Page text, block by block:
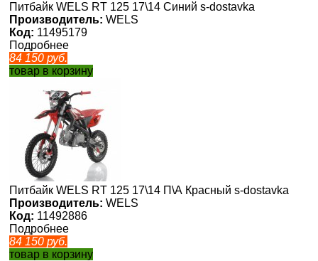
Питбайк WELS RT 125 17\14 Синий s-dostavka
Производитель: WELS
Код: 11495179
Подробнее
84 150 руб.
товар в корзину
Питбайк WELS RT 125 17\14 П\А Красный s-dostavka
Производитель: WELS
Код: 11492886
Подробнее
84 150 руб.
товар в корзину